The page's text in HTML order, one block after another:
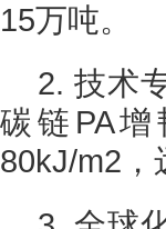
15万吨。
2. 技术
碳链PA
80kJ/m2，